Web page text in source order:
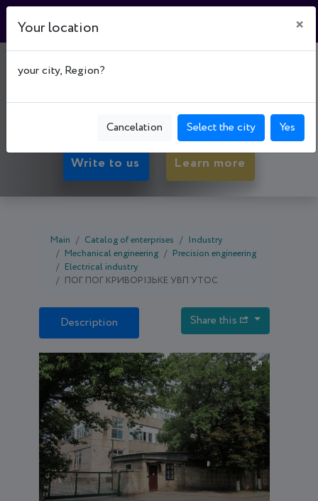
"СВІТЛОСЛАВ"
Tsentral'no-Mis'kyi р-н, вул. Шмідта, буд. 6
Write to us Learn more
Main Catalog of enterprises
Industry
Mechanical engineering
Precision engineering
Electrical industry
ПОГ ПОГ КРИВОРІЗЬКЕ УВП УТОС
Description Share this
Your location ×
your city, Region?
Cancelation Select the city Yes